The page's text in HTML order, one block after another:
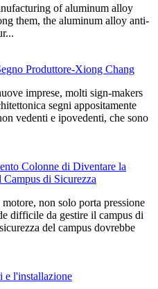
of aluminum alloy
them, the aluminum alloy anti-
Produttore-Xiong Chang
imprese, molti sign-makers
segni appositamente
vedenti e ipovedenti, che sono
Colonne di Diventare la
di Sicurezza
non solo porta pressione
difficile da gestire il campus di
del campus dovrebbe
e l'installazione